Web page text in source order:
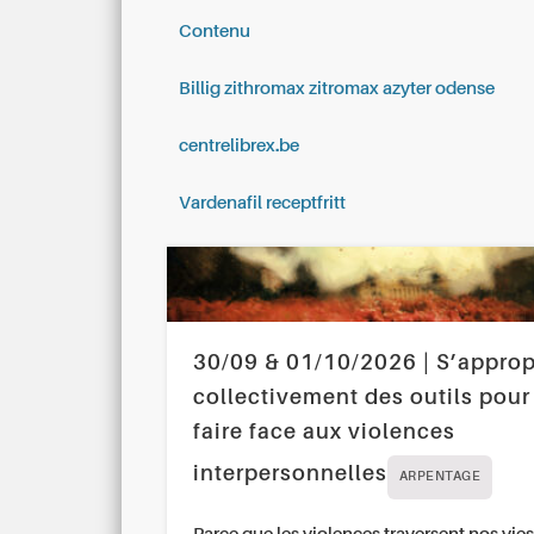
Contenu
Billig zithromax zitromax azyter odense
centrelibrex.be
Vardenafil receptfritt
30/09 & 01/10/2026 |
collectivement des outils pour
faire face aux violences
interpersonnelles
ARPENTAGE